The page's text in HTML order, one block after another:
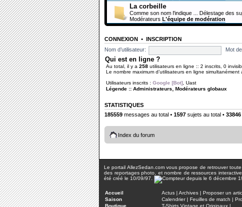
La corbeille
Comme son nom l'indique ... Délestage des
Modérateurs L'équipe de modération
CONNEXION • INSCRIPTION
Nom d’utilisateur:
Mot
Qui est en ligne ?
Au total, il y a 258 utilisateurs en ligne :: 2 inscrits, 0
Le nombre maximum d’utilisateurs en ligne simultanément
Utilisateurs inscrits : Google [Bot] Uast
Légende :: Administrateurs Modérateurs globaux
STATISTIQUES
185559 messages au total • 1597 sujets au total • 33846
Index du forum
Le portail AllezSedan.com vous propose de retrouver
des reportages photo, et nombre de ressources
été créé le 10/09/97.
Accueil Actus | Archives | Proposer un
Saison
Calendrier| Feuilles de match |
Boutique
T-Shirts Vintage et Originaux |